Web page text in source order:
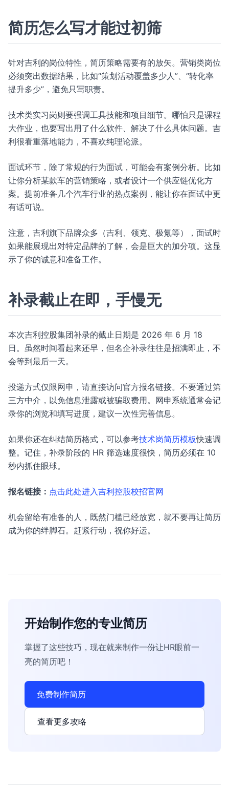
简历怎么写才能过初筛
针对吉利的岗位特性，简历策略需要有的放矢。营销类岗位
必须突出数据结果，比如“策划活动覆盖多少人”、“转化率
提升多少”，避免只写职责。
技术类实习岗则要强调工具技能和项目细节。哪怕只是课程
大作业，也要写出用了什么软件、解决了什么具体问题。吉
利很看重落地能力，不喜欢纯理论派。
面试环节，除了常规的行为面试，可能会有案例分析。比如
让你分析某款车的营销策略，或者设计一个供应链优化方
案。提前准备几个汽车行业的热点案例，能让你在面试中更
有话可说。
注意，吉利旗下品牌众多（吉利、领克、极氪等），面试时
如果能展现出对特定品牌的了解，会是巨大的加分项。这显
示了你的诚意和准备工作。
补录截止在即，手慢无
本次吉利控股集团补录的截止日期是 2026 年 6 月 18
日。虽然时间看起来还早，但名企补录往往是招满即止，不
会等到最后一天。
投递方式仅限网申，请直接访问官方报名链接。不要通过第
三方中介，以免信息泄露或被骗取费用。网申系统通常会记
录你的浏览和填写进度，建议一次性完善信息。
如果你还在纠结简历格式，可以参考技术岗简历模板快速调
整。记住，补录阶段的 HR 筛选速度很快，简历必须在 10
秒内抓住眼球。
报名链接： 点击此处进入吉利控股校招官网
机会留给有准备的人，既然门槛已经放宽，就不要再让简历
成为你的绊脚石。赶紧行动，祝你好运。
开始制作您的专业简历
掌握了这些技巧，现在就来制作一份让HR眼前一
亮的简历吧！
免费制作简历
查看更多攻略